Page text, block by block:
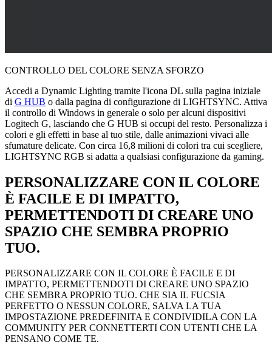
CONTROLLO DEL COLORE SENZA SFORZO
Accedi a Dynamic Lighting tramite l'icona DL sulla pagina iniziale
di G HUB o dalla pagina di configurazione di LIGHTSYNC. Attiva
il controllo di Windows in generale o solo per alcuni dispositivi
Logitech G, lasciando che G HUB si occupi del resto. Personalizza i
colori e gli effetti in base al tuo stile, dalle animazioni vivaci alle
sfumature delicate. Con circa 16,8 milioni di colori tra cui scegliere,
LIGHTSYNC RGB si adatta a qualsiasi configurazione da gaming.
PERSONALIZZARE CON IL COLORE
È FACILE E DI IMPATTO,
PERMETTENDOTI DI CREARE UNO
SPAZIO CHE SEMBRA PROPRIO
TUO.
PERSONALIZZARE CON IL COLORE È FACILE E DI
IMPATTO, PERMETTENDOTI DI CREARE UNO SPAZIO
CHE SEMBRA PROPRIO TUO. CHE SIA IL FUCSIA
PERFETTO O NESSUN COLORE, SALVA LA TUA
IMPOSTAZIONE PREDEFINITA E CONDIVIDILA CON LA
COMMUNITY PER CONNETTERTI CON UTENTI CHE LA
PENSANO COME TE.